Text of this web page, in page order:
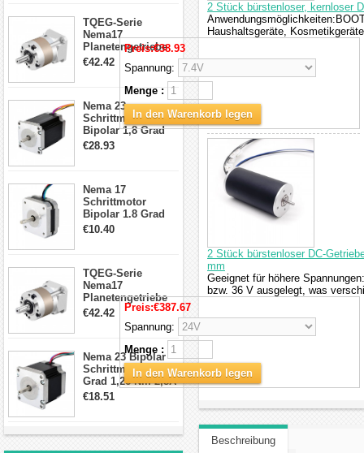
TQEG-Serie
Nema17
Planetengetriebe
5:1 Spiel 15Arc-
min für Nema 17
Getriebe
Schrittmotor
€42.42
Nema 23
Schrittmotor
Bipolar 1,8 Grad
2,83Nm 4 A 2,26V
€28.93
Nema 17
Schrittmotor
Bipolar 1.8 Grad
8.7Ncm 1A 3.5V 4
€10.40
TQEG-Serie
Nema17
Planetengetriebe
10:1 Spiel 15Arc-
min für Nema 17
Schrittmotor
€42.42
Nema 23 Bipolar
Schrittmotor 1,8
Grad 1,26 Nm 2,8A
2,5V 4 Drähte
€18.51
2 Stück bürstenloser, kernloser
Haushaltsgeräte,
Preis:€38.93
Spannung:
Menge :
In den Warenkorb legen
2 Stück bürstenloser DC-
mm
Geeignet für höhere
bzw. 36 V ausgelegt, was
Preis:€387.67
Spannung:
Menge :
In den Warenkorb legen
Beschreibung